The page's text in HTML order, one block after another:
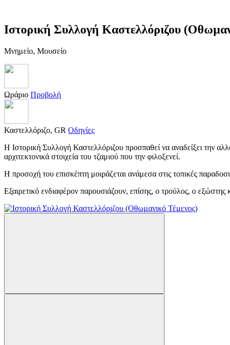
Ιστορική Συλλογή Καστελλόριζου
Μνημείο, Μουσείο
Ωράριο Προβολή
Καστελλόριζο, GR Οδηγίες
Η Ιστορική Συλλογή Καστελλόριζου προσπαθεί να αναδείξει την
αρχιτεκτονικά στοιχεία του τζαμιού που την φιλοξενεί.
Η προσοχή του επισκέπτη μοιράζεται ανάμεσα στις τοπικές
Εξαιρετικό ενδιαφέρον παρουσιάζουν, επίσης, ο τρούλος, ο